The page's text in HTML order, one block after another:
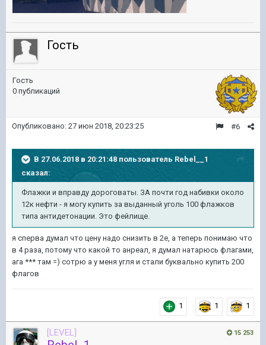
Гость
Гость
0 публикаций
#6
Опубликовано: 27 июн 2018, 20:23:25
В 27.06.2018 в 20:21:48 пользователь Rebel__1
сказал:
Флажки и вправду дороговаты. ЗА почти год набивки около
12к нефти - я могу купить за выданный уголь 100 флажков
типа антидетонации. Это фейлище.
я сперва думал что цену надо снизить в 2е, а теперь понимаю что
в 4 раза, потому что какой то анреал, я думал натарюсь флагами,
ага *** там =) сотрю а у меня угля и стали буквально купить 200
флагов
1 1 1
15 253
[LEVEL]